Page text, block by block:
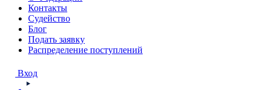
Контакты
Судейство
Блог
Подать заявку
Распределение поступлений
Вход